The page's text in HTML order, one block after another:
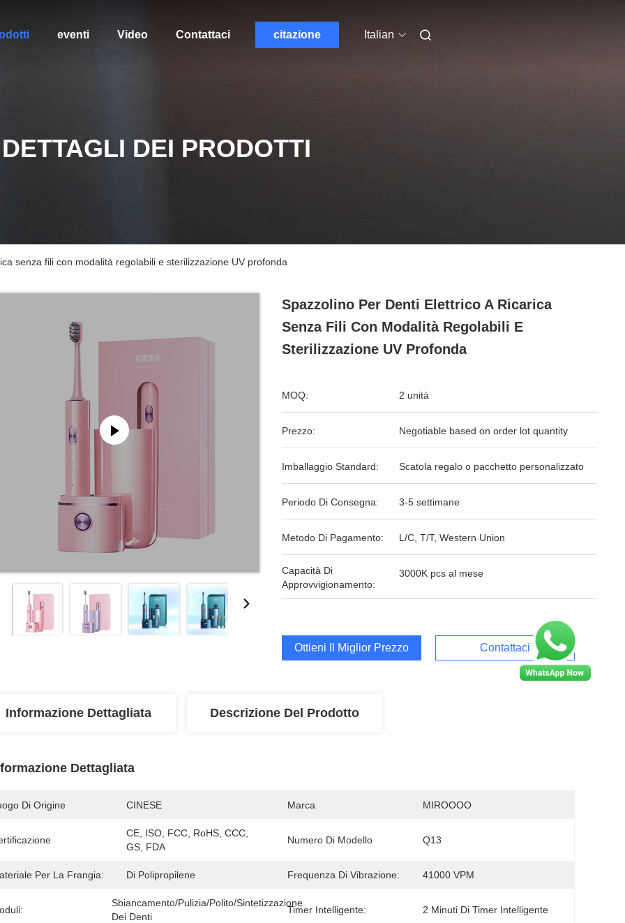
eventi Video Contattaci citazione Italian
DETTAGLI DEI PRODOTTI
senza fili con modalità regolabili e sterilizzazione UV profonda
Spazzolino Per Denti Elettrico A Ricarica
Senza Fili Con Modalità Regolabili E
Sterilizzazione UV Profonda
MOQ: 2 unità
Prezzo: Negotiable based on order lot quantity
Imballaggio Standard: Scatola regalo o pacchetto personalizzato
Periodo Di Consegna: 3-5 settimane
Metodo Di Pagamento: L/C, T/T, Western Union
Capacità Di
Approvvigionamento:
3000K pcs al mese
Ottieni Il Miglior Prezzo Contattaci
Informazione Dettagliata Descrizione Del Prodotto
Dettagliata
Di Origine CINESE Marca MIROOOO
CE, ISO, FCC, RoHS, CCC,
GS, FDA
Numero Di Modello Q13
Per La Frangia: Di Polipropilene Frequenza Di Vibrazione: 41000 VPM
Sbiancamento/pulizia/polito/sintetizzazione
Dei Denti
Timer Intelligente: 2 Minuti Di Timer Intelligente